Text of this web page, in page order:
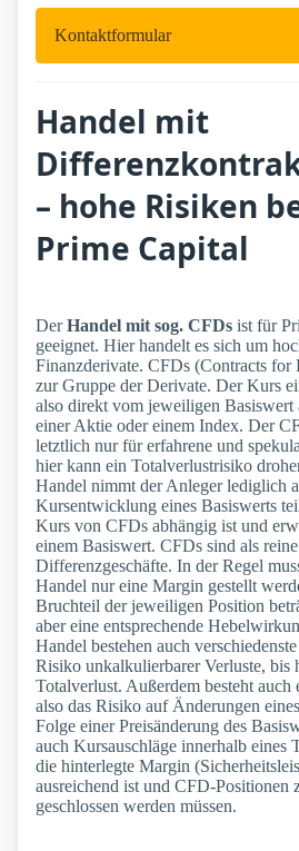
Kontaktformular
Handel mit
– hohe Risiken
Prime Capital
DerHandel mit sog. CFDs ist für
geeignet. Hier handelt es sich um
Finanzderivate. CFDs (Contracts for
zur Gruppe der Derivate. Der Kurs
also direkt vom jeweiligen Basiswert
einer Aktie oder einem Index. Der
letztlich nur für erfahrene und
hier kann ein Totalverlustrisiko
Handel nimmt der Anleger lediglich
Kursentwicklung eines Basiswerts
Kurs von CFDs abhängig ist und
einem Basiswert. CFDs sind als
Differenzgeschäfte. In der Regel
Handel nur eine Margin gestellt
Bruchteil der jeweiligen Position
aber eine entsprechende
Handel bestehen auch
Risiko unkalkulierbarer Verluste, bis
Totalverlust. Außerdem besteht
also das Risiko auf Änderungen
Folge einer Preisänderung des
auch Kursauschläge innerhalb eines
die hinterlegte Margin
ausreichend ist und CFD-Positionen
geschlossen werden müssen.